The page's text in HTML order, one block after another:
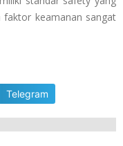
faktor keamanan sangat
Telegram